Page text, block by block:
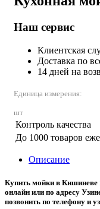
Наш сервис
Клиентская
Доставка по
14 дней на
Единица измерения:
шт
Контроль качества
До 1000 товаров
Описание
Купить мойки в Кишиневе
онлайн или по адресу
позвонить по телефону и